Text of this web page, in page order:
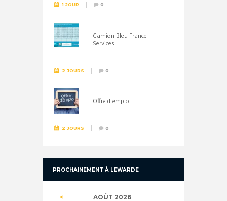
1 JOUR 0
Camion Bleu France
Services
2 JOURS 0
Offre d'emploi
2 JOURS 0
PROCHAINEMENT À LEWARDE
AOÛT 2026